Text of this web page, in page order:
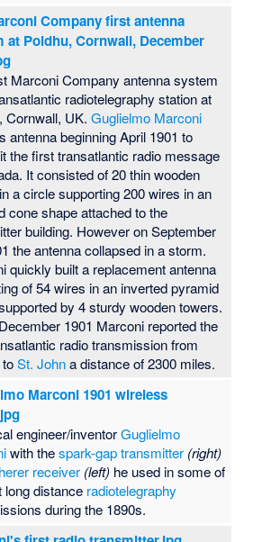
Company first antenna
at Poldhu, Cornwall, December
Marconi Company antenna system
radiotelegraphy station at
, Cornwall, UK.Guglielmo Marconi
antenna beginning April 1901 to
the first transatlantic radio message
It consisted of 20 thin wooden
a circle supporting 200 wires in an
cone shape attached to the
building. However on September
the antenna collapsed in a storm.
quickly built a replacement antenna
of 54 wires in an inverted pyramid
by 4 sturdy wooden towers.
1901 Marconi reported the
radio transmission from
toSt. Johna distance of 2300 miles.
Marconi 1901 wireless
engineer/inventorGuglielmo
with thespark-gap transmitter (right)
receiver (left) he used in some of
long distance radiotelegraphy
during the 1890s.